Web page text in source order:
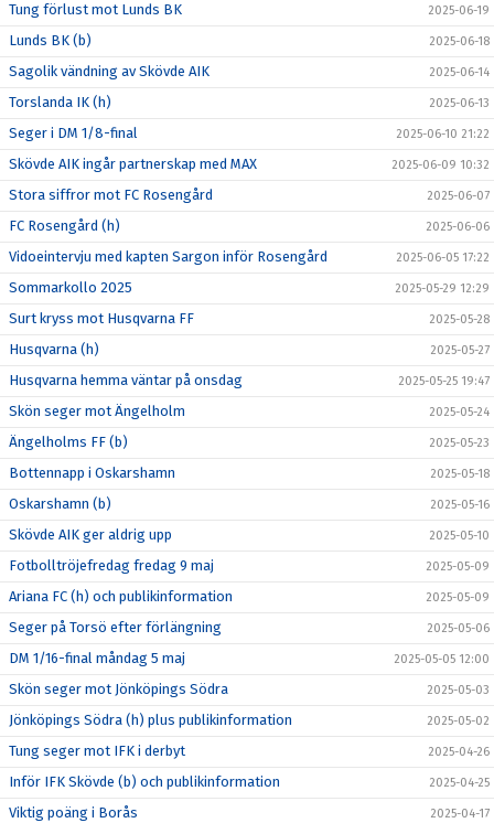
Tung förlust mot Lunds BK 2025-06-19
Lunds BK (b) 2025-06-18
Sagolik vändning av Skövde AIK 2025-06-14
Torslanda IK (h) 2025-06-13
Seger i DM 1/8-final 2025-06-10 21:22
Skövde AIK ingår partnerskap med MAX 2025-06-09 10:32
Stora siffror mot FC Rosengård 2025-06-07
FC Rosengård (h) 2025-06-06
Vidoeintervju med kapten Sargon inför Rosengård 2025-06-05 17:22
Sommarkollo 2025 2025-05-29 12:29
Surt kryss mot Husqvarna FF 2025-05-28
Husqvarna (h) 2025-05-27
Husqvarna hemma väntar på onsdag 2025-05-25 19:47
Skön seger mot Ängelholm 2025-05-24
Ängelholms FF (b) 2025-05-23
Bottennapp i Oskarshamn 2025-05-18
Oskarshamn (b) 2025-05-16
Skövde AIK ger aldrig upp 2025-05-10
Fotbolltröjefredag fredag 9 maj 2025-05-09
Ariana FC (h) och publikinformation 2025-05-09
Seger på Torsö efter förlängning 2025-05-06
DM 1/16-final måndag 5 maj 2025-05-05 12:00
Skön seger mot Jönköpings Södra 2025-05-03
Jönköpings Södra (h) plus publikinformation 2025-05-02
Tung seger mot IFK i derbyt 2025-04-26
Inför IFK Skövde (b) och publikinformation 2025-04-25
Viktig poäng i Borås 2025-04-17